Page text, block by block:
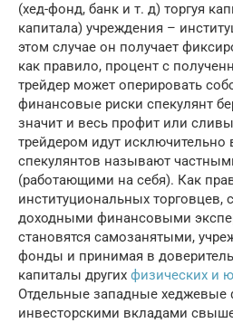
(хед-фонд, банк и т. д) торгуя
капитала) учреждения –
этом случае он получает
как правило, процент с
трейдер может оперировать
финансовые риски спекулянт
значит и весь профит или
трейдером идут исключительно
спекулянтов называют
(работающими на себя). Как
институциональных торговцев,
доходными финансовыми
становятся самозанятыми,
фонды и принимая в
капиталы других физических и
Отдельные западные хеджевые
инвесторскими вкладами